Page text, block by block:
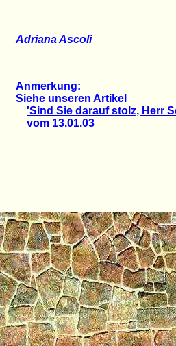
Adriana Ascoli
Anmerkung:
Siehe unseren Artikel
'Sind Sie darauf stolz, Herr
vom 13.01.03